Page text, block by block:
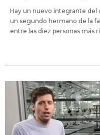
Hay un nuevo integrante del
un segundo hermano de la
entre las diez personas más